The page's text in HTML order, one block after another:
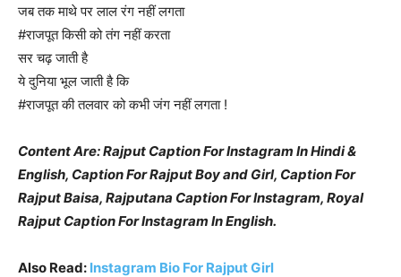
जब तक माथे पर लाल रंग नहीं लगता
#राजपूत किसी को तंग नहीं करता
सर चढ़ जाती है
ये दुनिया भूल जाती है कि
#राजपूत की तलवार को कभी जंग नहीं लगता !
Content Are: Rajput Caption For Instagram In Hindi &
English, Caption For Rajput Boy and Girl, Caption For
Rajput Baisa, Rajputana Caption For Instagram, Royal
Rajput Caption For Instagram In English.
Also Read: Instagram Bio For Rajput Girl